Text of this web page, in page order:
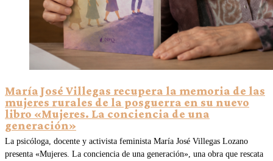
María José Villegas recupera la memoria de las
mujeres rurales de la posguerra en su nuevo
libro «Mujeres. La conciencia de una
generación»
La psicóloga, docente y activista feminista María José Villegas Lozano
presenta «Mujeres. La conciencia de una generación», una obra que rescata